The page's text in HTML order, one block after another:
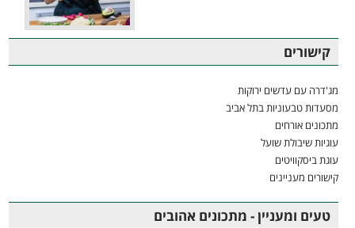
קישורים
מג'דרה עם עדשים ירוקות
מסעדות טבעוניות בתל אביב
מתכונים אורחים
עוגיות שיבולת שועל
עוגת ביסקוויטים
קישורים מעניינים
טעים ומעניין - מתכונים אהובים